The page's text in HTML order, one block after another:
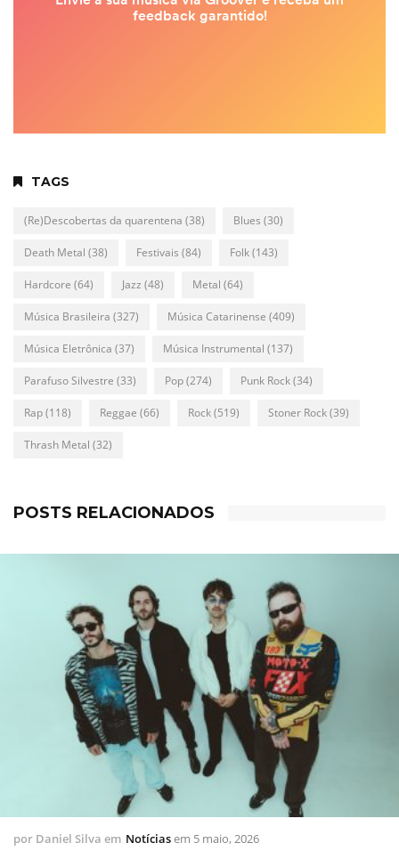
TAGS
(Re)Descobertas da quarentena (38) Blues (30)
Death Metal (38) Festivais (84) Folk(143)
Hardcore (64) Jazz (48) Metal (64)
Música Brasileira (327) Música Catarinense (409)
Música Eletrônica (37) Música Instrumental (137)
Parafuso Silvestre (33) Pop(274) Punk Rock(34)
Rap(118) Reggae (66) Rock(519) Stoner Rock(39)
Thrash Metal (32)
POSTS RELACIONADOS
por Daniel Silva em Notíciasem 5 maio, 2026